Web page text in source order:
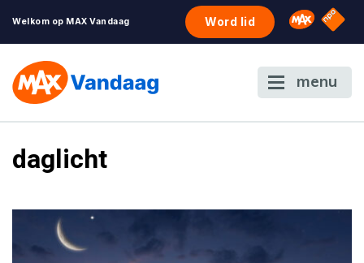
Welkom op MAX Vandaag Word lid Omroep
NPO
menu
daglicht